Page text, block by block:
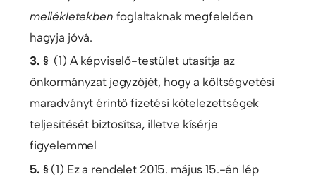
mellékletekben foglaltaknak megfelelően
hagyja jóvá.
3. § (1) A képviselő-testület utasítja az
önkormányzat jegyzőjét, hogy a költségvetési
maradványt érintő fizetési kötelezettségek
teljesítését biztosítsa, illetve kísérje
figyelemmel
5. § (1) Ez a rendelet 2015. május 15.-én lép